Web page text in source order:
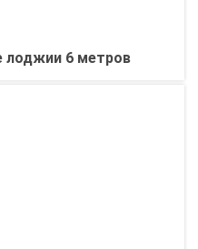
лоджии 6 метров